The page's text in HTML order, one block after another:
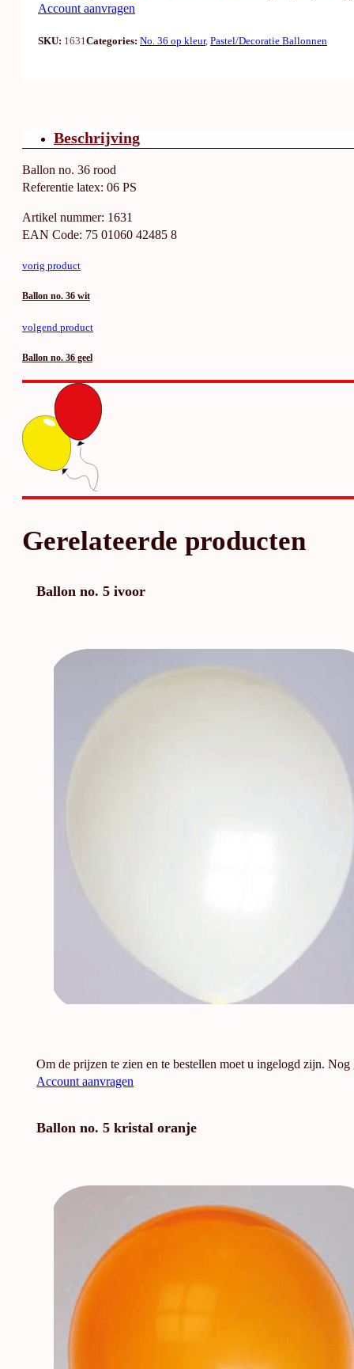
Account aanvragen
SKU: 1631 Categories: No. 36 op kleur, Pastel/Decoratie Ballonnen
Beschrijving
Ballon no. 36 rood
Referentie latex: 06 PS
Artikel nummer: 1631
EAN Code: 75 01060 42485 8
vorig product
Ballon no. 36 wit
volgend product
Ballon no. 36 geel
Gerelateerde producten
Ballon no. 5 ivoor
Om de prijzen te zien en te bestellen moet u ingelogd zijn. Nog
Account aanvragen
Ballon no. 5 kristal oranje